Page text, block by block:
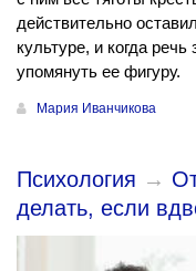
действительно
культуре, и когда
упомянуть ее фигуру.
Мария Иванчикова
Психология →
делать, если